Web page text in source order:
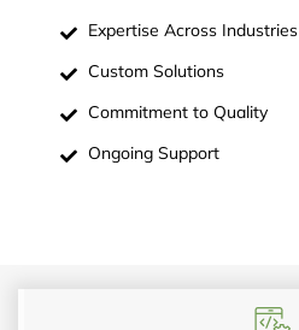
Expertise Across Industries
Custom Solutions
Commitment to Quality
Ongoing Support